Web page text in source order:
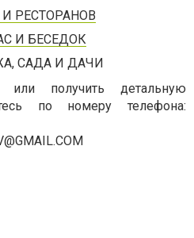
РЕСТОРАНОВ
И БЕСЕДОК
САДА И ДАЧИ
получить детальную
по номеру телефона: